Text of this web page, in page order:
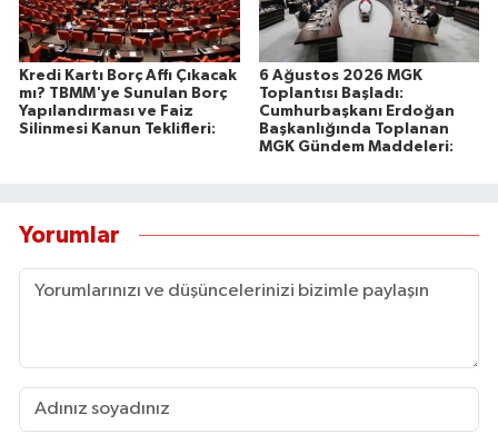
Kredi Kartı Borç Affı Çıkacak
mı? TBMM'ye Sunulan Borç
Yapılandırması ve Faiz
Silinmesi Kanun Teklifleri:
6 Ağustos 2026 MGK
Toplantısı Başladı:
Cumhurbaşkanı Erdoğan
Başkanlığında Toplanan
MGK Gündem Maddeleri:
Yorumlar